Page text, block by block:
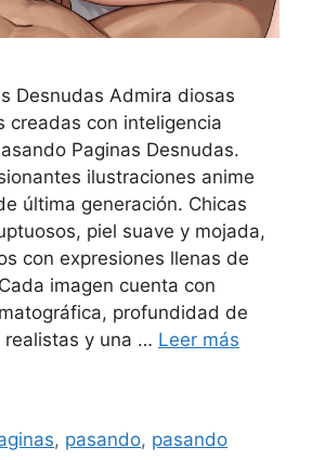
Desnudas Admira diosas
creadas con inteligencia
Paginas Desnudas.
ilustraciones anime
última generación. Chicas
piel suave y mojada,
con expresiones llenas de
imagen cuenta con
profundidad de
realistas y una … Leer más
, pasando, pasando